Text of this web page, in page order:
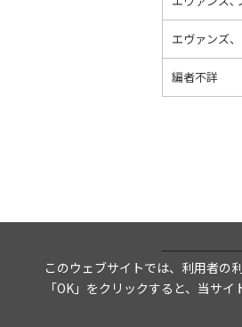
エヴァンズ
編者不詳
このウェブサイトでは、利用者の
「OK」をクリックすると、当サ